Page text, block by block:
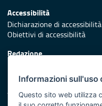
Accessibilità
Dichiarazione di accessibilità
Obiettivi di accessibilità
Redazione
Protezione civile
Vai al sito di Protezione
Informazioni sull'uso
Questo sito web utilizza